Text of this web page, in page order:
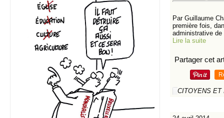
Par Guillaume
première fois,
administrative
Lire la suite
Partager cet
CITOYENS ET